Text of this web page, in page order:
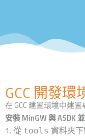
GCC 開發環
在 GCC 建置環境中建
安裝 MinGW 與 ASDK
1. 從 tools 資料夾